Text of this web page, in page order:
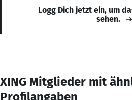
Logg Dich jetzt ein, um
sehen.
XING Mitglieder mit
Profilangaben